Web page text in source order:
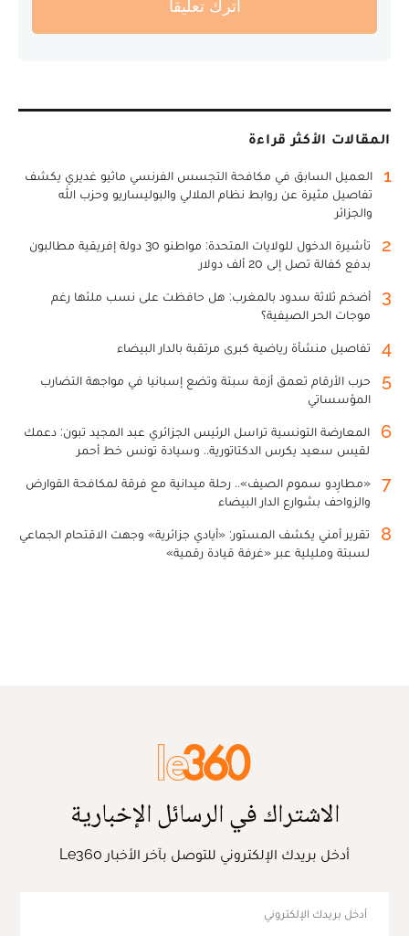
أترك تعليقا
المقالات الأكثر قراءة
1
العميل السابق في مكافحة التجسس الفرنسي ماثيو غديري يكشف
تفاصيل مثيرة عن روابط نظام الملالي والبوليساريو وحزب الله
والجزائر
2
تأشيرة الدخول للولايات المتحدة: مواطنو 30 دولة إفريقية مطالبون
بدفع كفالة تصل إلى 20 ألف دولار
3
أضخم ثلاثة سدود بالمغرب: هل حافظت على نسب ملئها رغم
موجات الحر الصيفية؟
4 تفاصيل منشأة رياضية كبرى مرتقبة بالدار البيضاء
5
حرب الأرقام تعمق أزمة سبتة وتضع إسبانيا في مواجهة التضارب
المؤسساتي
6
المعارضة التونسية تراسل الرئيس الجزائري عبد المجيد تبون: دعمك
لقيس سعيد يكرس الدكتاتورية.. وسيادة تونس خط أحمر
7
«مطارِدو سموم الصيف».. رحلة ميدانية مع فرقة لمكافحة القوارض
والزواحف بشوارع الدار البيضاء
8
تقرير أمني يكشف المستور: «أيادي جزائرية» وجهت الاقتحام الجماعي
لسبتة ومليلية عبر «غرفة قيادة رقمية»
الاشتراك في الرسائل الإخبارية
أدخل بريدك الإلكتروني للتوصل بآخر الأخبار Le360